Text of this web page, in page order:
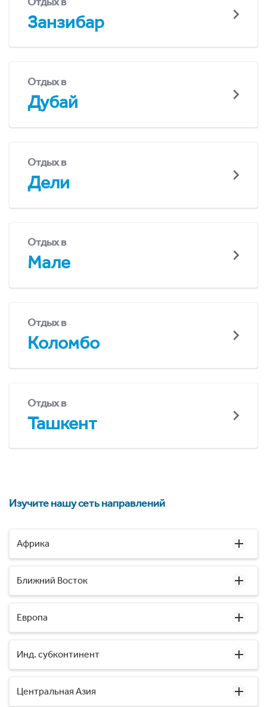
Занзибар
Отдых в
Дубай
Отдых в
Дели
Отдых в
Мале
Отдых в
Коломбо
Отдых в
Ташкент
Изучите нашу сеть направлений
Африка
Ближний Восток
Европа
Инд. субконтинент
Центральная Азия